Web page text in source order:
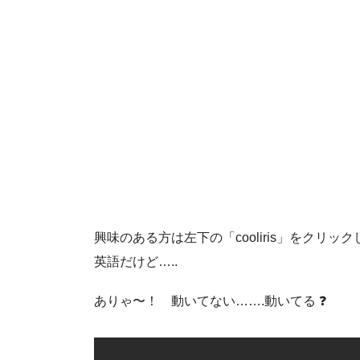
興味のある方は左下の「cooliris」をクリック
英語だけど…..
ありゃ〜！ 動いてない…….動いてる ❓